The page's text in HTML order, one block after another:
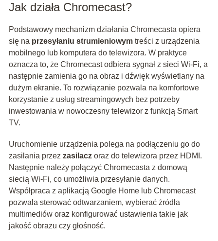
Jak działa Chromecast?
Podstawowy mechanizm działania Chromecasta opiera
się na przesyłaniu strumieniowymtreści z urządzenia
mobilnego lub komputera do telewizora. W praktyce
oznacza to, że Chromecast odbiera sygnał z sieci Wi-Fi, a
następnie zamienia go na obraz i dźwięk wyświetlany na
dużym ekranie. To rozwiązanie pozwala na komfortowe
korzystanie z usług streamingowych bez potrzeby
inwestowania w nowoczesny telewizor z funkcją Smart
TV.
Uruchomienie urządzenia polega na podłączeniu go do
zasilania przez zasilaczoraz do telewizora przez HDMI.
Następnie należy połączyć Chromecasta z domową
siecią Wi-Fi, co umożliwia przesyłanie danych.
Współpraca z aplikacją Google Home lub Chromecast
pozwala sterować odtwarzaniem, wybierać źródła
multimediów oraz konfigurować ustawienia takie jak
jakość obrazu czy głośność.